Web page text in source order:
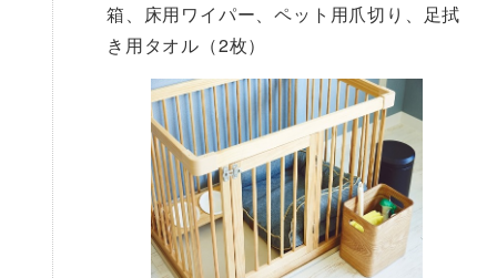
箱、床用ワイパー、ペット用爪切り、足拭
き用タオル（2枚）